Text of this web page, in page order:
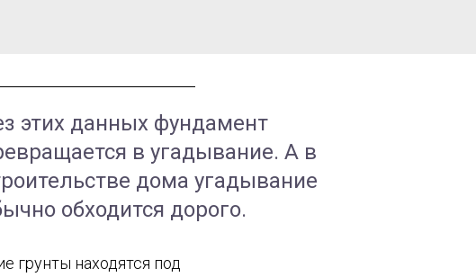
этих данных фундамент
в угадывание. А в
дома угадывание
обходится дорого.
грунты находятся под